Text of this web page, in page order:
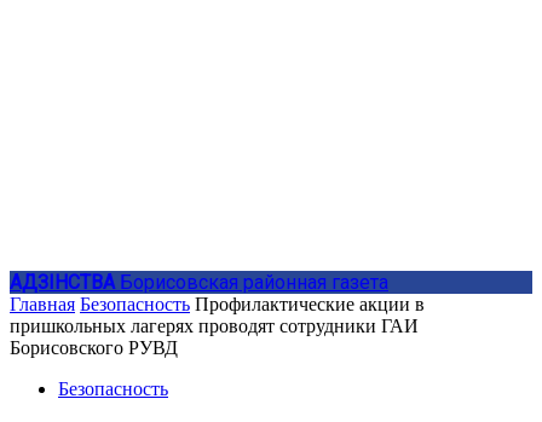
АДЗIНСТВА Борисовская районная газета
Главная Безопасность Профилактические акции в
пришкольных лагерях проводят сотрудники ГАИ
Борисовского РУВД
Безопасность